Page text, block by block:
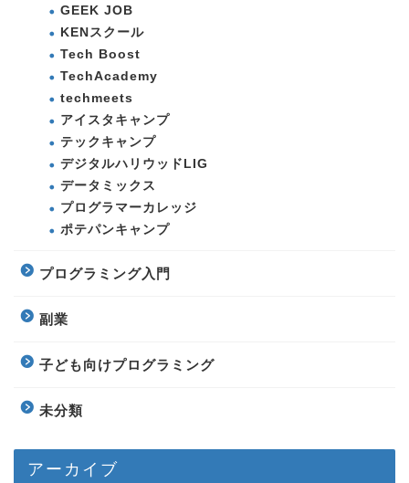
GEEK JOB
KENスクール
Tech Boost
TechAcademy
techmeets
アイスタキャンプ
テックキャンプ
デジタルハリウッドLIG
データミックス
プログラマーカレッジ
ポテパンキャンプ
プログラミング入門
副業
子ども向けプログラミング
未分類
アーカイブ